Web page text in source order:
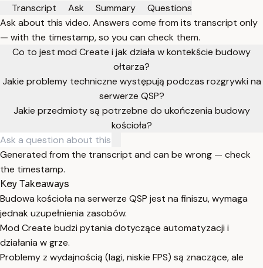
Transcript
Ask Summary
Questions
Ask about this video. Answers come from its transcript only
— with the timestamp, so you can check them.
Co to jest mod Create i jak działa w kontekście budowy
ołtarza?
Jakie problemy techniczne występują podczas rozgrywki na
serwerze QSP?
Jakie przedmioty są potrzebne do ukończenia budowy
kościoła?
Generated from the transcript and can be wrong — check
the timestamp.
Key Takeaways
Budowa kościoła na serwerze QSP jest na finiszu, wymaga
jednak uzupełnienia zasobów.
Mod Create budzi pytania dotyczące automatyzacji i
działania w grze.
Problemy z wydajnością (lagi, niskie FPS) są znaczące, ale